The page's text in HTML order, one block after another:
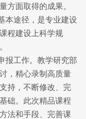
方面取得的成果。
本途径，是专业建设
程建设上科学规
报工作。教学研究部
，精心录制高质量
持，不断修改、完
础。此次精品课程
法和手段、完善课